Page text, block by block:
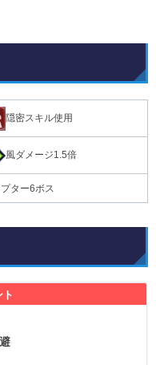
隠密スキル使用
風ダメージ1.5倍
ター6ボス